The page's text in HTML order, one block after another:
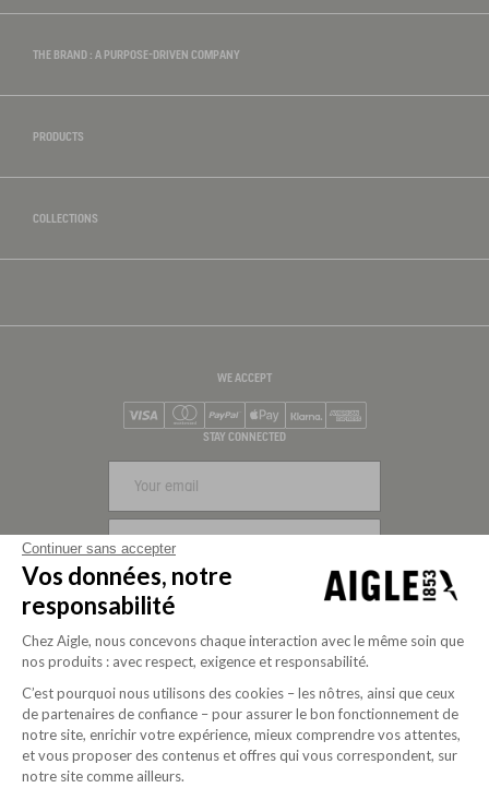
THE BRAND : A PURPOSE-DRIVEN COMPANY
PRODUCTS
COLLECTIONS
WE ACCEPT
Mastercard
PayPalApple Pay
STAY CONNECTED
Continuer sans accepter
Vos données, notre
responsabilité
Chez Aigle, nous concevons chaque interaction avec le même soin que
nos produits : avec respect, exigence et responsabilité.
C’est pourquoi nous utilisons des cookies – les nôtres, ainsi que ceux
de partenaires de confiance – pour assurer le bon fonctionnement de
notre site, enrichir votre expérience, mieux comprendre vos attentes,
et vous proposer des contenus et offres qui vous correspondent, sur
notre site comme ailleurs.